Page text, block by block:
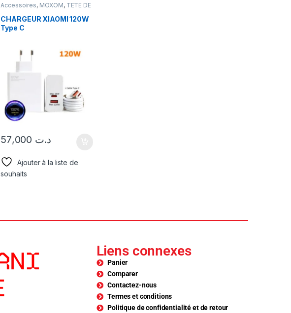
Accessoires, MOXOM, TETE DE
CHARGEUR XIAOMI 120W
Type C
د.ت
Ajouter à la liste de
souhaits
Liens connexes
Panier
Comparer
Contactez-nous
Termes et conditions
Politique de confidentialité et de retour